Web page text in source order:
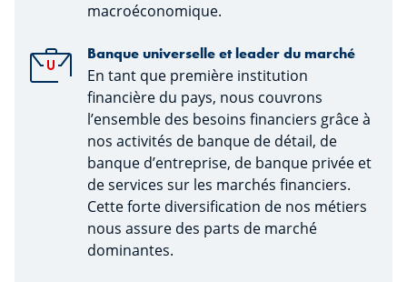
macroéconomique.
Banque universelle et leader du marché
En tant que première institution
financière du pays, nous couvrons
l’ensemble des besoins financiers grâce à
nos activités de banque de détail, de
banque d’entreprise, de banque privée et
de services sur les marchés financiers.
Cette forte diversification de nos métiers
nous assure des parts de marché
dominantes.